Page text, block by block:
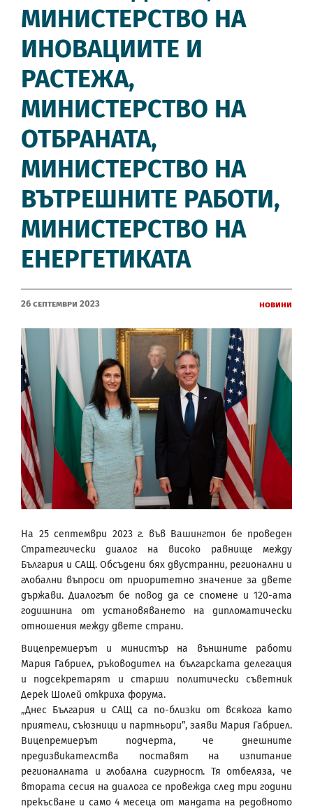
МИНИСТЕРСТВО НА
ИНОВАЦИИТЕ И
РАСТЕЖА,
МИНИСТЕРСТВО НА
ОТБРАНАТА,
МИНИСТЕРСТВО НА
ВЪТРЕШНИТЕ РАБОТИ,
МИНИСТЕРСТВО НА
ЕНЕРГЕТИКАТА
26 Септември 2023 Новини
На 25 септември 2023 г. във Вашингтон бе проведен
Стратегически диалог на високо равнище между
България и САЩ. Обсъдени бях двустранни, регионални и
глобални въпроси от приоритетно значение за двете
държави. Диалогът бе повод да се спомене и 120-ата
годишнина от установяването на дипломатически
отношения между двете страни.
Вицепремиерът и министър на външните работи
Мария Габриел, ръководител на българската делегация
и подсекретарят и старши политически съветник
Дерек Шолей откриха форума.
„Днес България и САЩ са по-близки от всякога като
приятели, съюзници и партньори”, заяви Мария Габриел.
Вицепремиерът подчерта, че днешните
предизвикателства поставят на изпитание
регионалната и глобална сигурност. Тя отбеляза, че
втората сесия на диалога се провежда след три години
прекъсване и само 4 месеца от мандата на редовното